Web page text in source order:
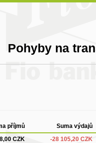
Pohyby na
příjmů Suma výdajů
CZK -28 105,20 CZK